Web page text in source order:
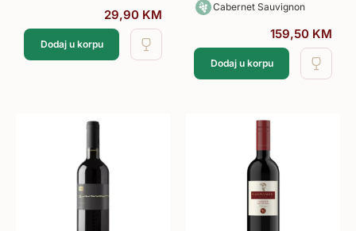
29,90 KM
Dodaj u korpu
Cabernet Sauvignon
159,50 KM
Dodaj u korpu